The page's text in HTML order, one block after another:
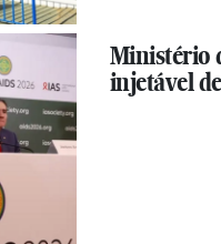
Ministério
injetável